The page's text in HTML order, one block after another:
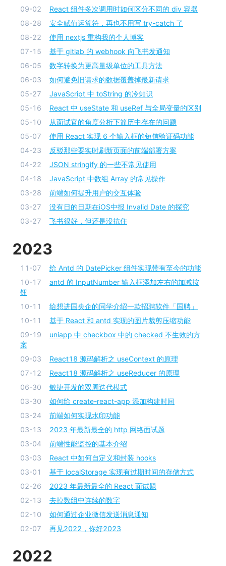
09-02
React 组件多次调用时如何区分不同的 div 容器
08-28
安全赋值运算符，再也不用写 try-catch 了
08-22
使用 nextjs 重构我的个人博客
07-15
基于 gitlab 的 webhook 向飞书发通知
06-05
数字转换为更高量级单位的工具方法
06-03
如何避免旧请求的数据覆盖掉最新请求
05-27
JavaScript 中 toString 的冷知识
05-16
React 中 useState 和 useRef 与全局变量的区别
05-10
从面试官的角度分析下简历中存在的问题
05-07
使用 React 实现 6 个输入框的短信验证码功能
04-23
反驳那些要实时刷新页面的前端部署方案
04-22
JSON stringify 的一些不常见使用
04-18
JavaScript 中数组 Array 的常见操作
03-28
前端如何提升用户的交互体验
03-27
没有日的日期在iOS中报 Invalid Date 的探究
03-27
飞书很好，但还是没抗住
2023
11-07
给 Antd 的 DatePicker 组件实现带有至今的功能
10-17
antd 的 InputNumber 输入框添加左右的加减按
钮
10-11
给想进国央企的同学介绍一款招聘软件「国聘」
10-11
基于 React 和 antd 实现的图片裁剪压缩功能
09-19
uniapp 中 checkbox 中的 checked 不生效的方
案
09-03
React18 源码解析之 useContext 的原理
07-12
React18 源码解析之 useReducer 的原理
06-30
敏捷开发的双周迭代模式
03-30
如何给 create-react-app 添加构建时间
03-24
前端如何实现水印功能
03-13
2023 年最新最全的 http 网络面试题
03-04
前端性能监控的基本介绍
03-03
React 中如何自定义和封装 hooks
03-01
基于 localStorage 实现有过期时间的存储方式
02-26
2023 年最新最全的 React 面试题
02-13
去掉数组中连续的数字
02-10
如何通过企业微信发送消息通知
02-07
再见2022，你好2023
2022